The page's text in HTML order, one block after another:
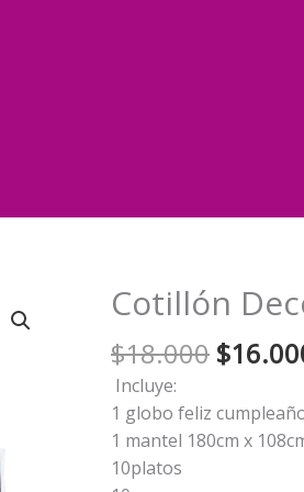
Cotillón
$18.000 El
era:
$
Incluye:
1 globo feliz
1 mantel 180cm x
10platos